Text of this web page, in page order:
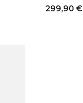
299,90 €